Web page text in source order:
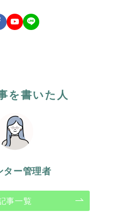
を書いた人
ター管理者
事一覧